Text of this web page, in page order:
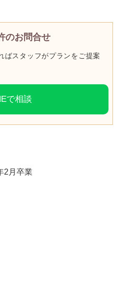
のお問合せ
ばスタッフがプランをご提案
で相談
2月卒業